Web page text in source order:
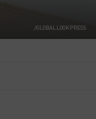
/GLOBALLOOKPRESS